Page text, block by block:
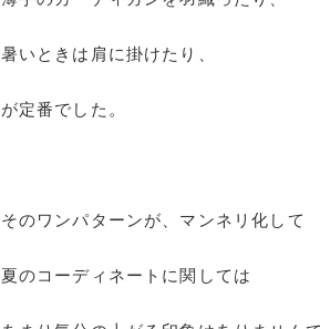
暑いときは肩に掛けたり、
が定番でした。
そのワンパターンが、マンネリ化して
夏のコーディネートに関しては